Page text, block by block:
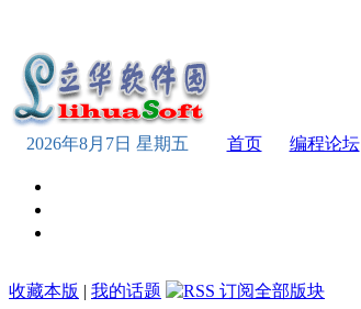
2026年8月7日 星期五 首页 编程论坛
收藏本版 | 我的话题